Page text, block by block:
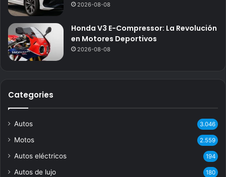
2026-08-08
Honda V3 E-Compressor: La Revolución
en Motores Deportivos
2026-08-08
Categories
Autos 3.046
Motos 2.559
Autos eléctricos 194
Autos de lujo 180